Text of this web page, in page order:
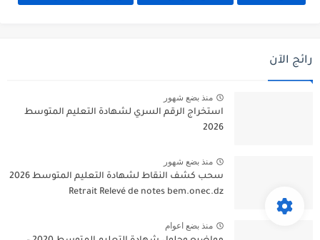
رائج الآن
منذ بضع شهور
استخراج الرقم السري لشهادة التعليم المتوسط
2026
منذ بضع شهور
سحب كشف النقاط لشهادة التعليم المتوسط 2026
Retrait Relevé de notes bem.onec.dz
منذ بضع اعوام